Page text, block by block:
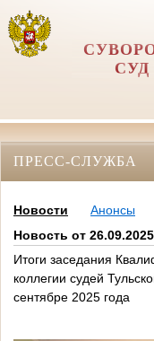
ПРЕСС-СЛУЖБА
Новости Анонсы
Новость от 26.09.2025
Итоги заседания
коллегии судей
сентябре 2025 года